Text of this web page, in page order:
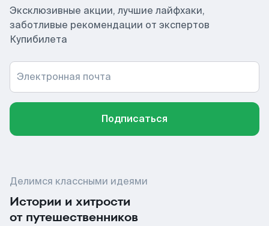
Эксклюзивные акции, лучшие лайфхаки,
заботливые рекомендации от экспертов
Купибилета
Электронная почта
Подписаться
Делимся классными идеями
Истории и хитрости
от путешественников